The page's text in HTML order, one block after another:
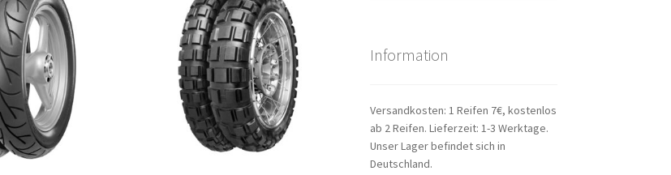
Information
Versandkosten: 1 Reifen 7€, kostenlos
ab 2 Reifen. Lieferzeit: 1-3 Werktage.
Unser Lager befindet sich in
Deutschland.